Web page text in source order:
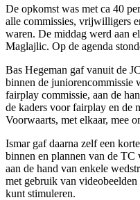
De opkomst was met ca 40
alle commissies, vrijwilligers
waren. De middag werd aan
Maglajlic. Op de agenda
Bas Hegeman gaf vanuit de
binnen de juniorencommissie
fairplay commissie, aan de
de kaders voor fairplay en de
Voorwaarts, met elkaar, mee
Ismar gaf daarna zelf een
binnen en plannen van de
aan de hand van enkele
met gebruik van
kunt stimuleren.